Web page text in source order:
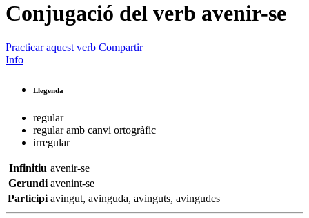
Conjugació del verb avenir-se
Practicar aquest verb Compartir
Info
Llegenda
regular
regular amb canvi ortogràfic
irregular
Infinitiu avenir-se
Gerundi avenint-se
Participi avingut, avinguda, avinguts, avingudes